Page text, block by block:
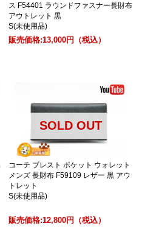
ス F54401 ラウンドファスナー長財布
アウトレット 黒
S(未使用品)
販売価格:13,000円 （税込）
コーチ ブレスト ポケット ウォレット
メンズ 長財布 F59109 レザー 黒 アウ
トレット
S(未使用品)
販売価格:12,800円 （税込）
SOLD OUT